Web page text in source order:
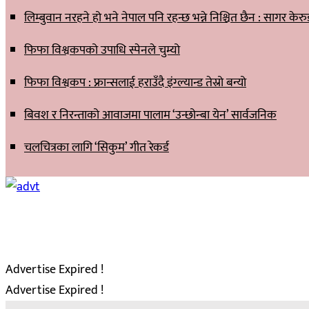
लिम्बुवान नरहने हो भने नेपाल पनि रहन्छ भन्ने निश्चित छैन : सागर
फिफा विश्वकपको उपाधि स्पेनले चुम्यो
फिफा विश्वकप : फ्रान्सलाई हराउँदै इंग्ल्यान्ड तेस्रो बन्यो
बिवश र निरन्ताको आवाजमा पालाम ‘उन्छोन्बा येन’ सार्वजनिक
चलचित्रका लागि ‘सिकुम’ गीत रेकर्ड
Advertise Expired !
Advertise Expired !